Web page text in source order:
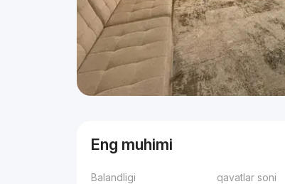
Eng muhimi
Balandligi qavatlar soni